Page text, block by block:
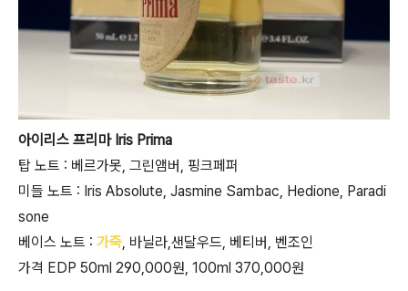
아이리스 프리마 Iris Prima
탑 노트 : 베르가못, 그린앰버, 핑크페퍼
미들 노트 : Iris Absolute, Jasmine Sambac, Hedione, Paradi
sone
베이스 노트 : 가죽 , 바닐라,샌달우드, 베티버, 벤조인
가격 EDP 50ml 290,000원, 100ml 370,000원